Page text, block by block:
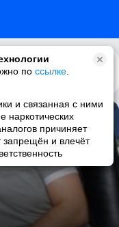
по ссылке
и связанная с ними
наркотических
причиняет
запрещён и влечёт